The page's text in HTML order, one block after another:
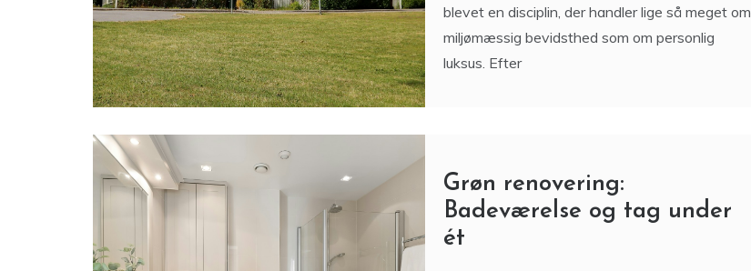
blevet en disciplin, der handler lige så meget om
miljømæssig bevidsthed som om personlig
luksus. Efter
Grøn renovering:
Badeværelse og tag under
ét